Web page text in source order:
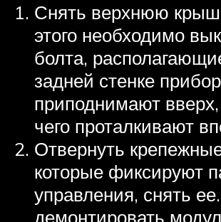
Снять верхнюю
этого необходимо
болта,
задней стенке
приподнимают
чего проталкивают
Отвернуть
которые фиксируют
управления, снять
демонтировать